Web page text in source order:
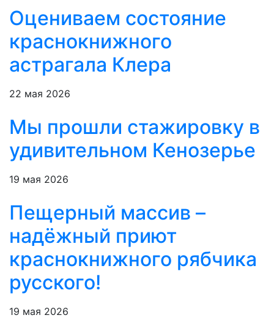
Оцениваем состояние
краснокнижного
астрагала Клера
22 мая 2026
Мы прошли стажировку в
удивительном Кенозерье
19 мая 2026
Пещерный массив –
надёжный приют
краснокнижного рябчика
русского!
19 мая 2026